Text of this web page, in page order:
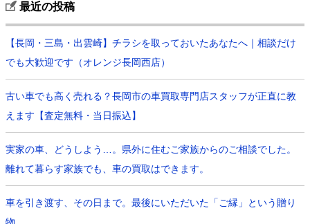
最近の投稿
【長岡・三島・出雲崎】チラシを取っておいたあなたへ｜相談だけ
でも大歓迎です（オレンジ長岡西店）
古い車でも高く売れる？長岡市の車買取専門店スタッフが正直に教
えます【査定無料・当日振込】
実家の車、どうしよう…。県外に住むご家族からのご相談でした。
離れて暮らす家族でも、車の買取はできます。
車を引き渡す、その日まで。最後にいただいた「ご縁」という贈り